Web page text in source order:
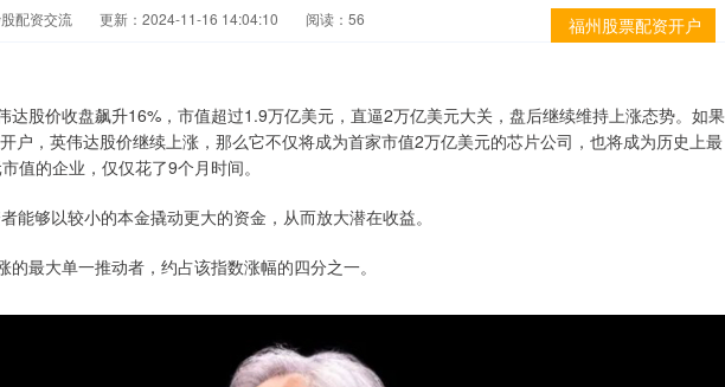
福州股票配资开户
配资交流 更新：2024-11-16 14:04:10 阅读：56
达股价收盘飙升16%，市值超过1.9万亿美元，直逼2万亿美元大关，盘后继续维持上涨态势。如果
户，英伟达股价继续上涨，那么它不仅将成为首家市值2万亿美元的芯片公司，也将成为历史上最
值的企业，仅仅花了9个月时间。
能够以较小的本金撬动更大的资金，从而放大潜在收益。
最大单一推动者，约占该指数涨幅的四分之一。